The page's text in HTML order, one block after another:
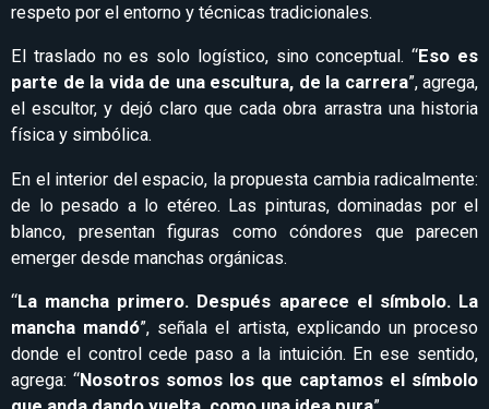
respeto por el entorno y técnicas tradicionales.
El traslado no es solo logístico, sino conceptual. “Eso es
parte de la vida de una escultura, de la carrera”, agrega,
el escultor, y dejó claro que cada obra arrastra una historia
física y simbólica.
En el interior del espacio, la propuesta cambia radicalmente:
de lo pesado a lo etéreo. Las pinturas, dominadas por el
blanco, presentan figuras como cóndores que parecen
emerger desde manchas orgánicas.
“La mancha primero. Después aparece el símbolo. La
mancha mandó”, señala el artista, explicando un proceso
donde el control cede paso a la intuición. En ese sentido,
agrega: “Nosotros somos los que captamos el símbolo